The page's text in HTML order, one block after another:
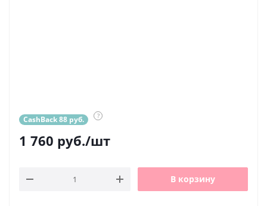
CashBack 88 руб. ?
1 760 руб./шт
В корзину